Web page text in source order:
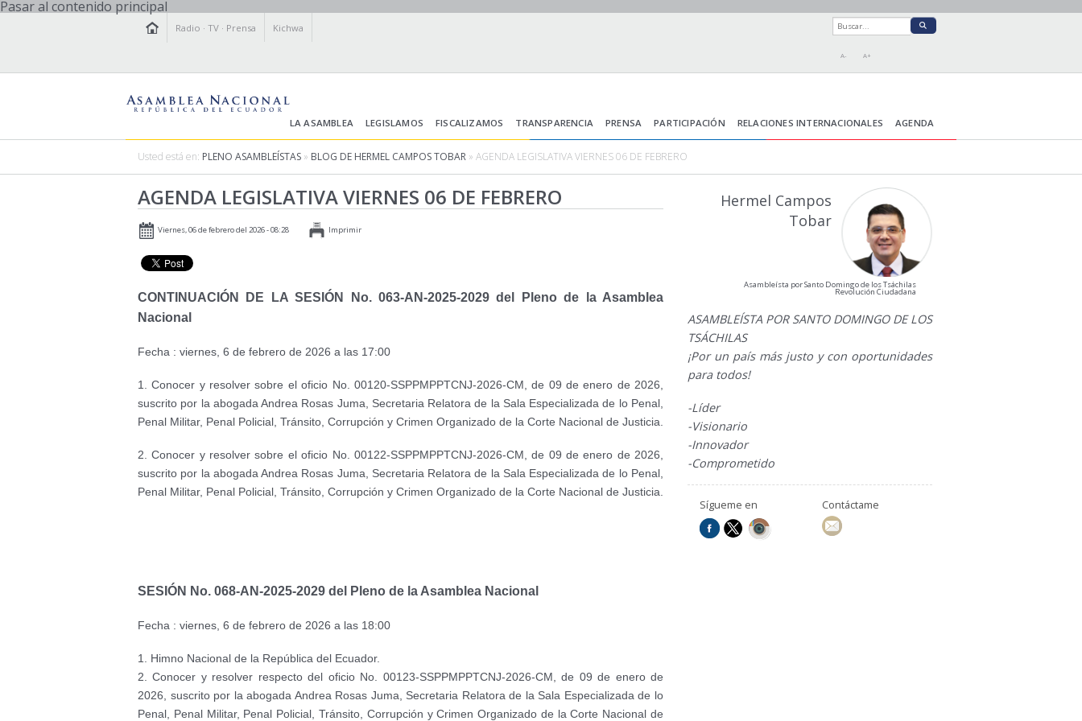
Pasar al contenido principal
Radio ·TV · Prensa Kichwa
A- A+
LA ASAMBLEA LEGISLAMOS FISCALIZAMOS TRANSPARENCIA PRENSA PARTICIPACIÓN RELACIONES INTERNACIONALES AGENDA
Usted está en: PLENO ASAMBLEÍSTAS » BLOG DE HERMEL CAMPOS TOBAR » AGENDA LEGISLATIVA VIERNES 06 DE FEBRERO
AGENDA LEGISLATIVA VIERNES 06 DE FEBRERO
Viernes, 06 de febrero del 2026 - 08:28 Imprimir
CONTINUACIÓN DE LA SESIÓN No. 063-AN-2025-2029 del Pleno de la Asamblea
Nacional
Fecha : viernes, 6 de febrero de 2026 a las 17:00
1. Conocer y resolver sobre el oficio No. 00120-SSPPMPPTCNJ-2026-CM, de 09 de enero de 2026,
suscrito por la abogada Andrea Rosas Juma, Secretaria Relatora de la Sala Especializada de lo Penal,
Penal Militar, Penal Policial, Tránsito, Corrupción y Crimen Organizado de la Corte Nacional de Justicia.
2. Conocer y resolver sobre el oficio No. 00122-SSPPMPPTCNJ-2026-CM, de 09 de enero de 2026,
suscrito por la abogada Andrea Rosas Juma, Secretaria Relatora de la Sala Especializada de lo Penal,
Penal Militar, Penal Policial, Tránsito, Corrupción y Crimen Organizado de la Corte Nacional de Justicia.
SESIÓN No. 068-AN-2025-2029 del Pleno de la Asamblea Nacional
Fecha : viernes, 6 de febrero de 2026 a las 18:00
1. Himno Nacional de la República del Ecuador.
2. Conocer y resolver respecto del oficio No. 00123-SSPPMPPTCNJ-2026-CM, de 09 de enero de
2026, suscrito por la abogada Andrea Rosas Juma, Secretaria Relatora de la Sala Especializada de lo
Penal, Penal Militar, Penal Policial, Tránsito, Corrupción y Crimen Organizado de la Corte Nacional de
Hermel Campos
Tobar
Asambleísta por Santo Domingo de los Tsáchilas
Revolución Ciudadana
ASAMBLEÍSTA POR SANTO DOMINGO DE LOS
TSÁCHILAS
¡Por un país más justo y con oportunidades
para todos!
-Líder
-Visionario
-Innovador
-Comprometido
Sígueme en Contáctame